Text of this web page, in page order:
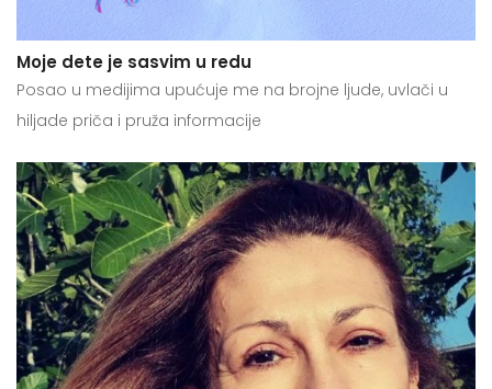
Moje dete je sasvim u redu
Posao u medijima upućuje me na brojne ljude, uvlači u
hiljade priča i pruža informacije